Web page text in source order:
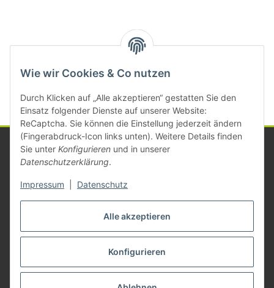
Alle akzeptieren
Konfigurieren
Wie wir Cookies & Co nutzen
Durch Klicken auf „Alle akzeptieren“ gestatten Sie den
Einsatz folgender Dienste auf unserer Website:
ReCaptcha. Sie können die Einstellung jederzeit ändern
(Fingerabdruck-Icon links unten). Weitere Details finden
Sie unter Konfigurieren und in unserer
Datenschutzerklärung.
Impressum Datenschutz
Kategorien
Gesetzliche Informationen
Vertrag widerrufen
* Alle Preise zzgl. gesetzlicher USt., zzgl.Versand